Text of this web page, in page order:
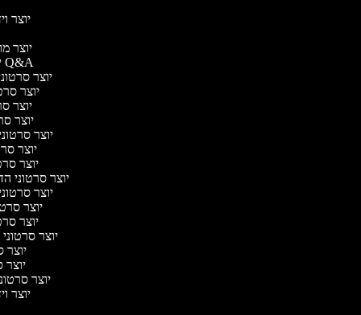
יוצר
יוצר
יוצר סרטוני Q&A
יוצר
יוצר
יוצר
יוצר
יוצר
יוצר
יוצר
יוצר סרטוני
יוצר
יוצר
יוצר
יוצר
יוצר
יוצר
יוצר
יוצר